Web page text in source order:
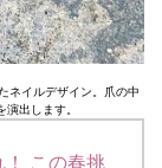
ネイルデザイン。爪の中
出します。
！ この春挑